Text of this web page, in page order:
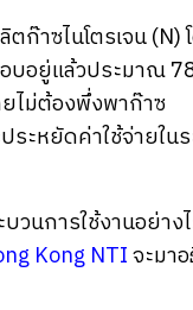
ก๊าซไนโตรเจน (N)
อบอยู่แล้วประมาณ
ยไม่ต้องพึ่งพาก๊าซ
ะหยัดค่าใช้จ่ายใน
บวนการใช้งานอย่าง
Kong NTIจะมา